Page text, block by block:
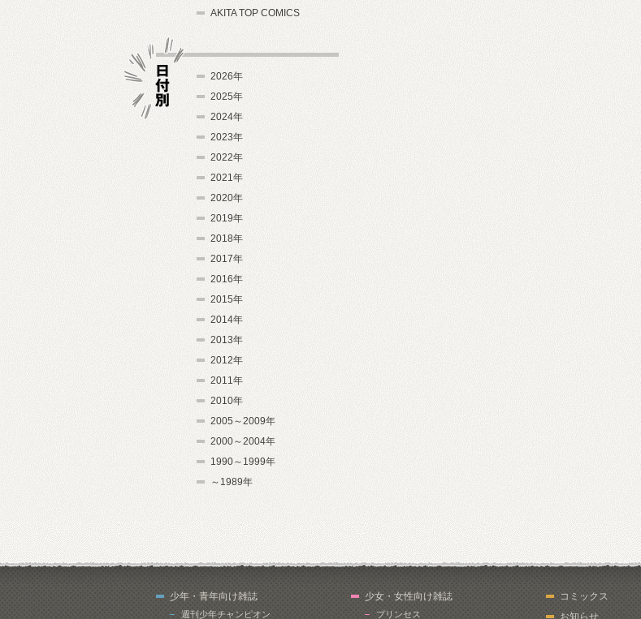
AKITA TOP COMICS
2026年
2025年
2024年
2023年
2022年
2021年
2020年
2019年
2018年
2017年
2016年
2015年
2014年
2013年
2012年
2011年
2010年
2005～2009年
2000～2004年
1990～1999年
～1989年
少年・青年向け雑誌
週刊少年チャンピオン
少女・女性向け雑誌
プリンセス
コミックス
お知らせ